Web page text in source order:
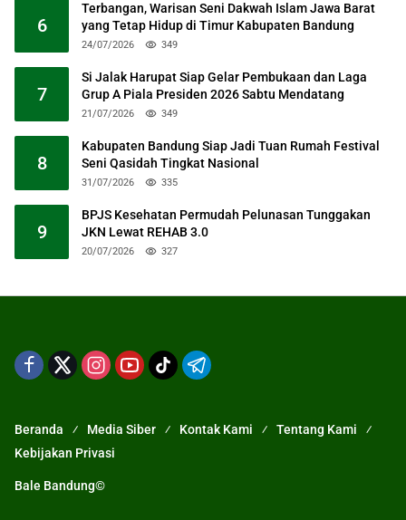
6
Terbangan, Warisan Seni Dakwah Islam Jawa Barat
yang Tetap Hidup di Timur Kabupaten Bandung
24/07/2026 349
7
Si Jalak Harupat Siap Gelar Pembukaan dan Laga
Grup A Piala Presiden 2026 Sabtu Mendatang
21/07/2026 349
8
Kabupaten Bandung Siap Jadi Tuan Rumah Festival
Seni Qasidah Tingkat Nasional
31/07/2026 335
9
BPJS Kesehatan Permudah Pelunasan Tunggakan
JKN Lewat REHAB 3.0
20/07/2026 327
Beranda Media Siber Kontak Kami
Tentang Kami
Kebijakan Privasi
Bale Bandung©